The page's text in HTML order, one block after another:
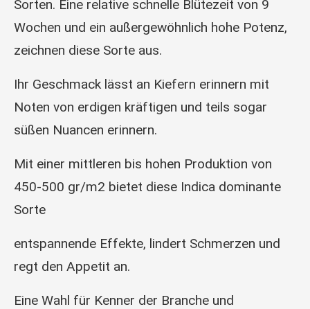
Sorten. Eine relative schnelle Blütezeit von 9
Wochen und ein außergewöhnlich hohe Potenz,
zeichnen diese Sorte aus.
Ihr Geschmack lässt an Kiefern erinnern mit
Noten von erdigen kräftigen und teils sogar
süßen Nuancen erinnern.
Mit einer mittleren bis hohen Produktion von
450-500 gr/m2 bietet diese Indica dominante
Sorte
entspannende Effekte, lindert Schmerzen und
regt den Appetit an.
Eine Wahl für Kenner der Branche und